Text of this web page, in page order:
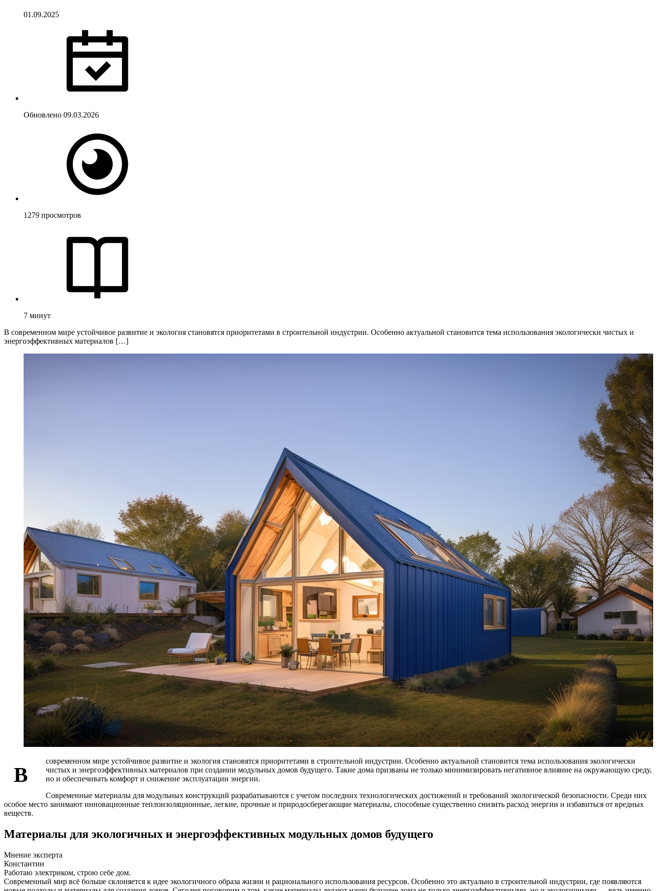
01.09.2025
Обновлено 09.03.2026
1279 просмотров
7 минут
В современном мире устойчивое развитие и экология становятся приоритетами в строительной индустрии. Особенно актуальной становится тема использования экологически чистых и
энергоэффективных материалов […]
В
современном мире устойчивое развитие и экология становятся приоритетами в строительной индустрии. Особенно актуальной становится тема использования экологически
чистых и энергоэффективных материалов при создании модульных домов будущего. Такие дома призваны не только минимизировать негативное влияние на окружающую среду,
но и обеспечивать комфорт и снижение эксплуатации энергии.
Современные материалы для модульных конструкций разрабатываются с учетом последних технологических достижений и требований экологической безопасности. Среди них
особое место занимают инновационные теплоизоляционные, легкие, прочные и природосберегающие материалы, способные существенно снизить расход энергии и избавиться от вредных
веществ.
Материалы для экологичных и энергоэффективных модульных домов будущего
Мнение эксперта
Константин
Работаю электриком, строю себе дом.
Современный мир всё больше склоняется к идее экологичного образа жизни и рационального использования ресурсов. Особенно это актуально в строительной индустрии, где появляются